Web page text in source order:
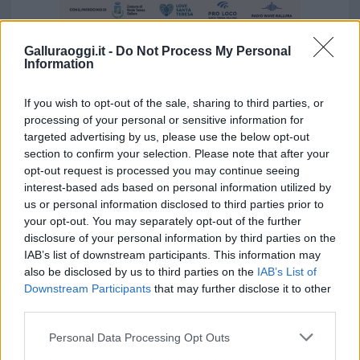
Galluraoggi.it - Do Not Process My Personal
Information
If you wish to opt-out of the sale, sharing to third parties, or
processing of your personal or sensitive information for
targeted advertising by us, please use the below opt-out
section to confirm your selection. Please note that after your
opt-out request is processed you may continue seeing
interest-based ads based on personal information utilized by
us or personal information disclosed to third parties prior to
your opt-out. You may separately opt-out of the further
disclosure of your personal information by third parties on the
IAB’s list of downstream participants. This information may
also be disclosed by us to third parties on the IAB’s List of
Downstream Participants that may further disclose it to other
Please note that this website/app uses one or more Google
Personal Data Processing Opt Outs
Vuoi rimuovere le pubblicità nazionali?
Puoi abbonarti asoli € 1,10 al mese